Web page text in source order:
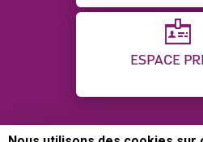
ESPACE